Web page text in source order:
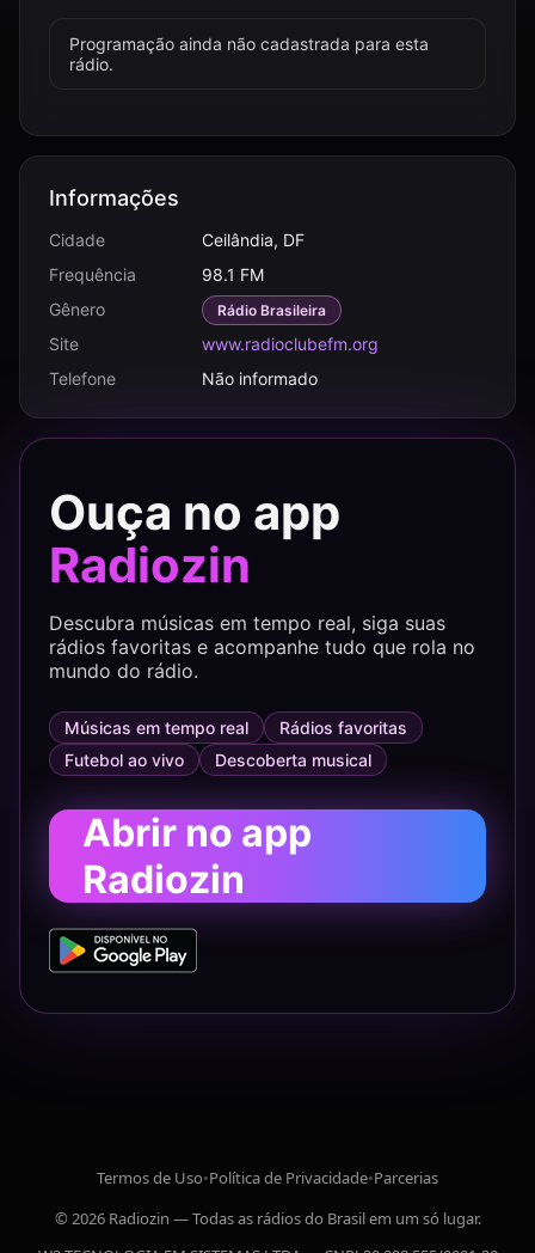
Programação ainda não cadastrada para esta
rádio.
Informações
Cidade
Ceilândia, DF
Frequência
98.1 FM
Gênero
Rádio Brasileira
Site
www.radioclubefm.org
Telefone
Não informado
Ouça no app
Radiozin
Descubra músicas em tempo real, siga suas
rádios favoritas e acompanhe tudo que rola no
mundo do rádio.
Músicas em tempo real
Rádios favoritas
Futebol ao vivo
Descoberta musical
Abrir no app
Radiozin
Termos de Uso•Política de Privacidade•Parcerias
© 2026 Radiozin — Todas as rádios do Brasil em um só lugar.